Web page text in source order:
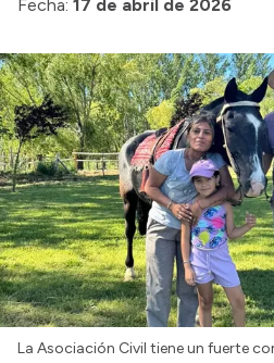
Intranet
Login
Fecha: 17 de abril de 2026
La Asociación Civil tiene un fuerte